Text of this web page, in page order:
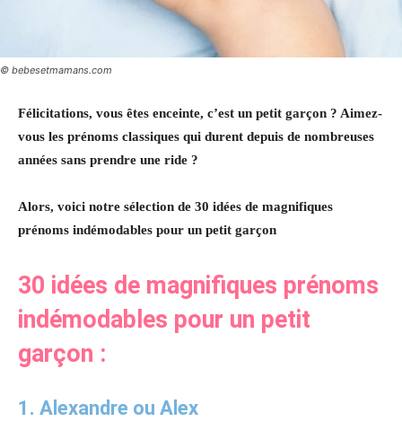
© bebesetmamans.com
Félicitations, vous êtes enceinte, c’est un petit garçon ? Aimez-
vous les prénoms classiques qui durent depuis de nombreuses
années sans prendre une ride ?
Alors, voici notre sélection de 30 idées de magnifiques
prénoms indémodables pour un petit garçon
30 idées de magnifiques prénoms
indémodables pour un petit
garçon :
1. Alexandre ou Alex